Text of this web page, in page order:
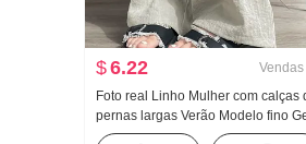
$6.22 Vendas
Foto real Linho Mulher com calças
pernas largas Verão Modelo fino
Seda Fluida Sentido Algodão e